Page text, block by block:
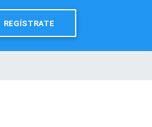
REGÍSTRATE